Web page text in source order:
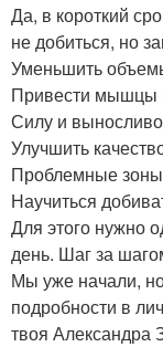
Да, в короткий
не добиться, но
Уменьшить
Привести мышцы
Силу и
Улучшить
Проблемные зоны
Научиться
Для этого нужно
день. Шаг за
Мы уже начали,
подробности в
твоя Александра